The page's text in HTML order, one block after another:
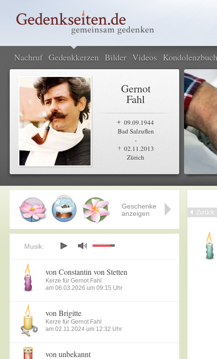
Nachruf Gedenkkerzen Bilder Videos Kondolenzbuch
Gernot
Fahl
09.09.1944
Bad Salzuflen
-
02.11.2013
Zürich
Zurück
Geschenke
anzeigen
Musik:
von Constantin von Stetten
Kerze für Gernot Fahl
am 06.03.2026 um 09:15 Uhr
von Brigitte
Kerze für Gernot Fahl
am 02.11.2024 um 12:32 Uhr
von unbekannt